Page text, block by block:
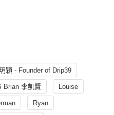
穎 - Founder of Drip39
Brian 李凱賢 Louise
Ryan